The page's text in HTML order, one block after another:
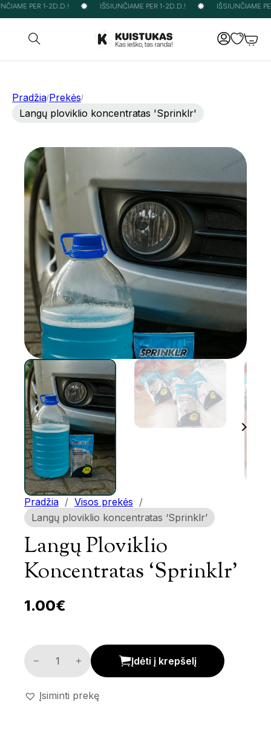
PER 1-2D.D.! IŠSIUNČIAME PER 1-2D.D.! IŠSIUNČIAME
Pradžia/Prekės/
Langų ploviklio koncentratas 'Sprinklr'
Pradžia / Visos prekės /
Langų ploviklio koncentratas ‘Sprinklr’
Langų Ploviklio
Koncentratas ‘Sprinklr’
1.00€
Langų ploviklio koncentratas 'Sprinklr' kiekis
Įdėti į krepšelį
Įsiminti prekę